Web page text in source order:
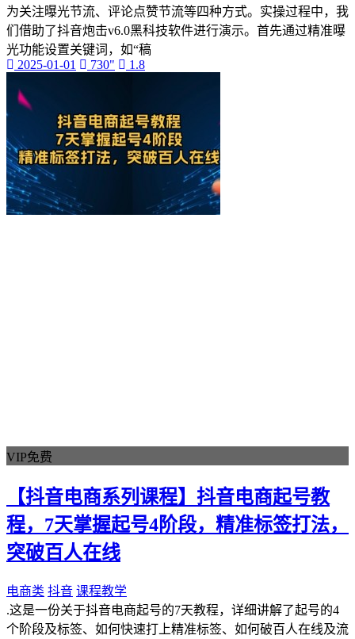
为关注曝光节流、评论点赞节流等四种方式。实操过程中，我
们借助了抖音炮击v6.0黑科技软件进行演示。首先通过精准曝
光功能设置关键词，如“稿
2025-01-01
730" 1.8
VIP免费
【抖音电商系列课程】抖音电商起号教
程，7天掌握起号4阶段，精准标签打法，
突破百人在线
电商类 抖音 课程教学
.这是一份关于抖音电商起号的7天教程，详细讲解了起号的4
个阶段及标签、如何快速打上精准标签、如何破百人在线及流